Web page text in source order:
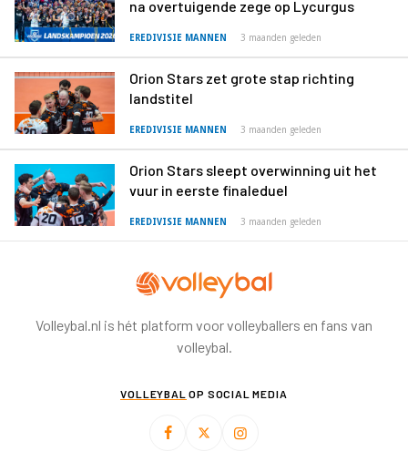
na overtuigende zege op Lycurgus
EREDIVISIE MANNEN 3 maanden geleden
Orion Stars zet grote stap richting
landstitel
EREDIVISIE MANNEN 3 maanden geleden
Orion Stars sleept overwinning uit het
vuur in eerste finaleduel
EREDIVISIE MANNEN 3 maanden geleden
Volleybal.nl is hét platform voor volleyballers en fans van
volleybal.
VOLLEYBAL OP SOCIAL MEDIA